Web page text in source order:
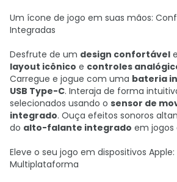
Um ícone de jogo em suas mãos:
Integradas
Desfrute de um design confortável
layout icônico e controles
Carregue e jogue com uma bateria
USB Type-C. Interaja de forma
selecionados usando o sensor de
integrado. Ouça efeitos sonoros
do alto-falante integrado em jogos
Eleve o seu jogo em dispositivos
Multiplataforma